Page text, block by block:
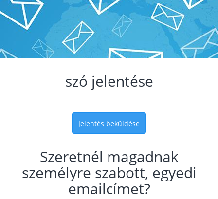
szó jelentése
Jelentés beküldése
Szeretnél magadnak
személyre szabott, egyedi
emailcímet?